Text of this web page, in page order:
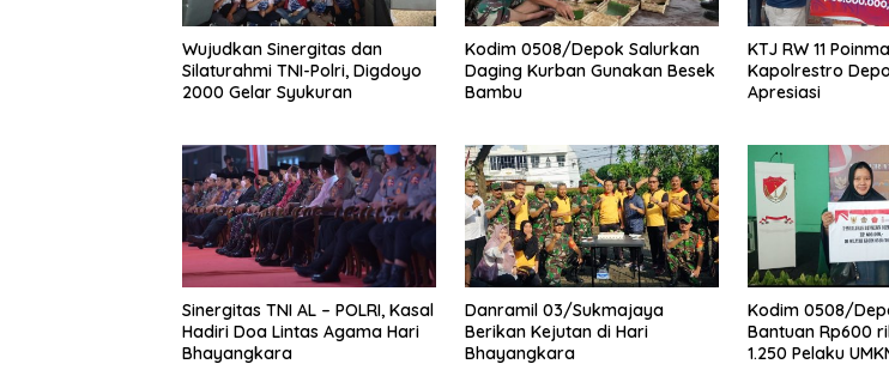
Wujudkan Sinergitas dan
Silaturahmi TNI-Polri, Digdoyo
2000 Gelar Syukuran
Kodim 0508/Depok Salurkan
Daging Kurban Gunakan Besek
Bambu
KTJ RW 11
Kapolrestro
Apresiasi
Sinergitas TNI AL – POLRI, Kasal
Hadiri Doa Lintas Agama Hari
Bhayangkara
Danramil 03/Sukmajaya
Berikan Kejutan di Hari
Bhayangkara
Kodim 0508/
Bantuan Rp600
1.250 Pelaku